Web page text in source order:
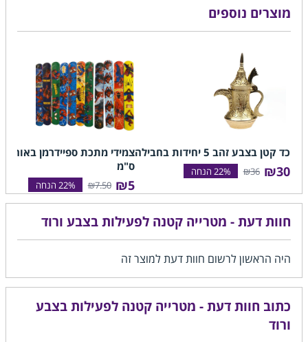
חוות דעת - מטרייה קטנה לפעילות בצבע ורוד
היה הראשון לרשום חוות דעת למוצר זה
כתוב חוות דעת - מטרייה קטנה לפעילות בצבע
ורוד
מוצרים נוספים
כד קטן בצבע זהב 5 יחידות בחבילה
₪30
₪36
ס"מ
₪5
₪7.50